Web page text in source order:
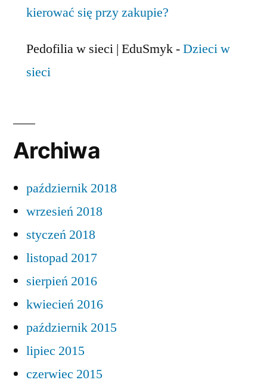
kierować się przy zakupie?
Pedofilia w sieci | EduSmyk-Dzieci w
sieci
Archiwa
październik 2018
wrzesień 2018
styczeń 2018
listopad 2017
sierpień 2016
kwiecień 2016
październik 2015
lipiec 2015
czerwiec 2015